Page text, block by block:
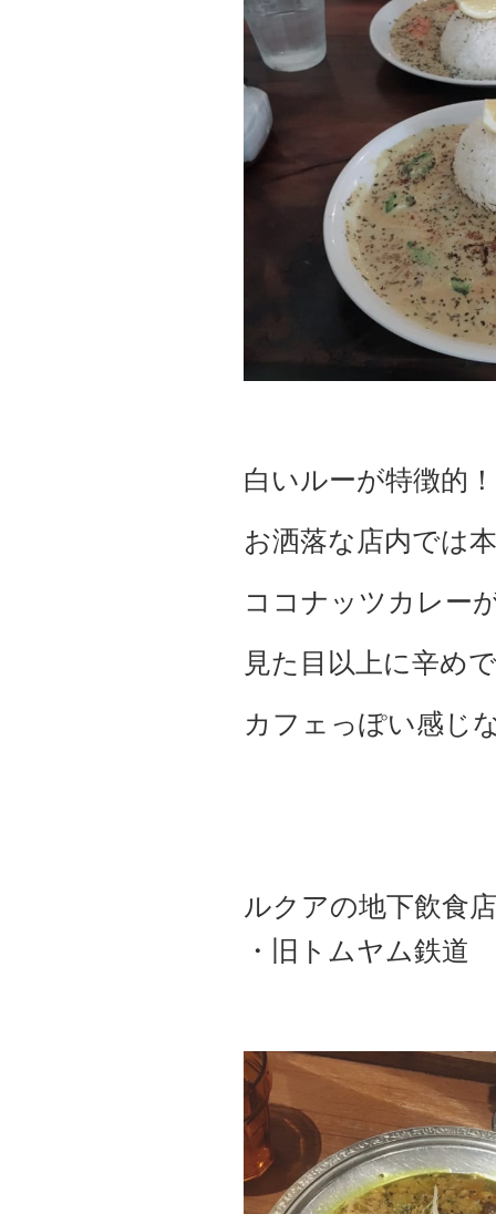
白いルーが特徴的
お洒落な店内では
ココナッツカレー
見た目以上に辛め
カフェっぽい感じ
ルクアの地下飲食
・旧トムヤム鉄道